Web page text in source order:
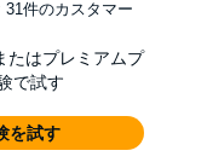
31件のカスタマー
たはプレミアムプ
で試す
を試す